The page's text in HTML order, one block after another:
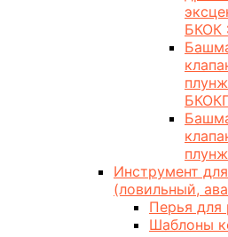
БКОК
Инструмент
(ловильный,
Перья для
Шаблоны